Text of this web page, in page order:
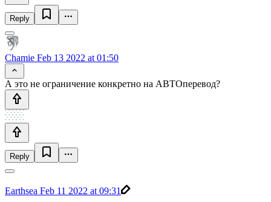
Reply
Chamie Feb 13 2022 at 01:50
А это не ограничение конкретно на АВТОперевод?
Reply
Earthsea Feb 11 2022 at 09:31